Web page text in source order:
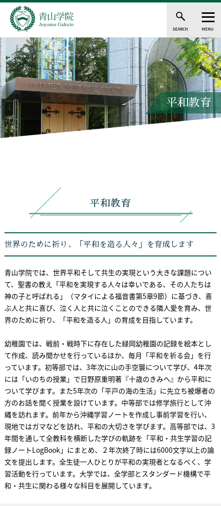
SEARCH MENU
平和教育
平和教育
世界のために祈り、「平和を造る人々」を育成します
青山学院では、世界平和そして共生の実現という大きな課題につい
て、聖書の教え「平和を実現する人々は幸いである、その人たちは
神の子と呼ばれる」（マタイによる福音書第5章9節）に基づき、喜
ぶ人と共に喜び、泣く人と共に泣くことのできる隣人愛を育み、世
界のために祈り、「平和を造る人」の育成を目指しています。
幼稚園では、戦前・戦時下に存在した緑岡幼稚園の記録を絵本とし
て作成、読み聞かせを行っているほか、毎月「平和を祈る会」を行
っています。初等部では、3年次に山の手空襲について学び、4年次
には「いのちの授業」で日野原重明著『十歳のきみへ』から平和に
ついて学びます。また5年次の「平戸の海の生活」に先立ち被爆者の
方のお話を聞く授業を設けています。中等部では修学旅行として沖
縄を訪れます。前年から沖縄学習ノートを作成し事前学習を行い、
現地ではガマなどを訪れ、平和の大切さを学びます。高等部では、3
年間を通して全教科を横断した学びの軌跡を「平和・共生学習の記
録ノートLogBook」にまとめ、２年次終了時には6000文字以上の論
文を提出します。全生徒一人ひとりが平和の実現者となるべく、学
習活動を行っています。大学では、全学部とスタンダード機構で平
和・共生に関わる様々な科目を展開しています。